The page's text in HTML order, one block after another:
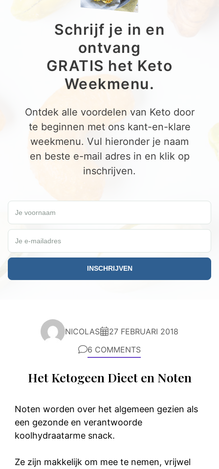
Schrijf je in en
ontvang
GRATIS het Keto
Weekmenu.
Ontdek alle voordelen van Keto door
te beginnen met ons kant-en-klare
weekmenu. Vul hieronder je naam
en beste e-mail adres in en klik op
inschrijven.
Schrijf je in en ontvang een GRATIS Keto Weekmenu.
Je voornaam
Je e-mailadres
NICOLAS
27 FEBRUARI 2018
6 COMMENTS
Het Ketogeen Dieet en Noten
Noten worden over het algemeen gezien als
een gezonde en verantwoorde
koolhydraatarme snack.
Ze zijn makkelijk om mee te nemen, vrijwel